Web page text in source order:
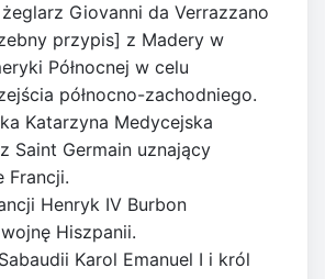
żeglarz Giovanni da Verrazzano
przypis] z Madery w
Północnej w celu
północno-zachodniego.
Katarzyna Medycejska
Saint Germain uznający
Francji.
Henryk IV Burbon
Hiszpanii.
Karol Emanuel I i król